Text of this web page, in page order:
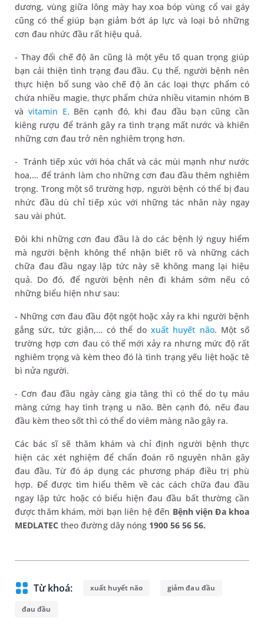
dương, vùng giữa lông mày hay xoa bóp vùng cổ vai gáy
cũng có thể giúp bạn giảm bớt áp lực và loại bỏ những
cơn đau nhức đầu rất hiệu quả.
- Thay đổi chế độ ăn cũng là một yếu tố quan trọng giúp
bạn cải thiện tình trạng đau đầu. Cụ thể, người bệnh nên
thực hiện bổ sung vào chế độ ăn các loại thực phẩm có
chứa nhiều magie, thực phẩm chứa nhiều vitamin nhóm B
và vitamin E. Bên cạnh đó, khi đau đầu bạn cũng cần
kiêng rượu để tránh gây ra tình trạng mất nước và khiến
những cơn đau trở nên nghiêm trọng hơn.
- Tránh tiếp xúc với hóa chất và các mùi mạnh như nước
hoa,… để tránh làm cho những cơn đau đầu thêm nghiêm
trọng. Trong một số trường hợp, người bệnh có thể bị đau
nhức đầu dù chỉ tiếp xúc với những tác nhân này ngay
sau vài phút.
Đôi khi những cơn đau đầu là do các bệnh lý nguy hiểm
mà người bệnh không thể nhận biết rõ và những cách
chữa đau đầu ngay lập tức này sẽ không mang lại hiệu
quả. Do đó, để người bệnh nên đi khám sớm nếu có
những biểu hiện như sau:
- Những cơn đau đầu đột ngột hoặc xảy ra khi người bệnh
gắng sức, tức giận,… có thể doxuất huyết não. Một số
trường hợp cơn đau có thể mới xảy ra nhưng mức độ rất
nghiêm trọng và kèm theo đó là tình trạng yếu liệt hoặc tê
bì nửa người.
- Cơn đau đầu ngày càng gia tăng thì có thể do tụ máu
màng cứng hay tình trạng u não. Bên cạnh đó, nếu đau
đầu kèm theo sốt thì có thể do viêm màng não gây ra.
Các bác sĩ sẽ thăm khám và chỉ định người bệnh thực
hiện các xét nghiệm để chẩn đoán rõ nguyên nhân gây
đau đầu. Từ đó áp dụng các phương pháp điều trị phù
hợp. Để được tìm hiểu thêm về các cách chữa đau đầu
ngay lập tức hoặc có biểu hiện đau đầu bất thường cần
được thăm khám, mời bạn liên hệ đến Bệnh viện Đa khoa
MEDLATECtheo đường dây nóng 1900 56 56 56.
Từ khoá: xuất huyết não giảm đau đầu
đau đầu